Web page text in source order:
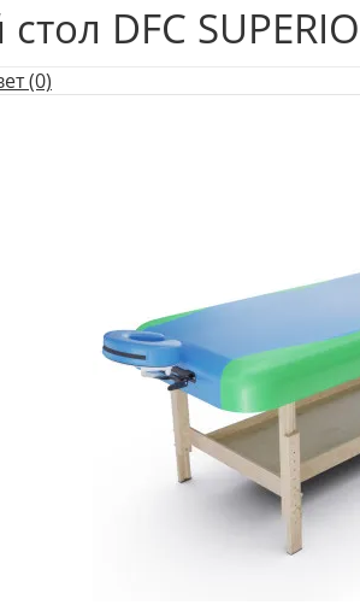
DFC
(0)